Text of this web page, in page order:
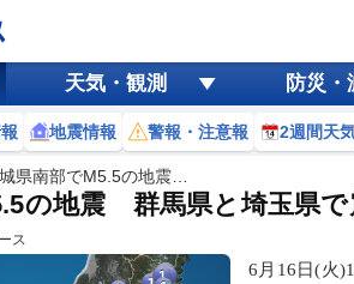
天気・観測 防災・
地震情報 警報・注意報 2週間天
県南部でM5.5の地震…
の地震 群馬県と埼玉県
ス
6月16日(火